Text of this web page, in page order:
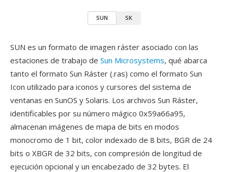
SUN SK
SUN es un formato de imagen ráster asociado con las
estaciones de trabajo de Sun Microsystems, qué abarca
tanto el formato Sun Ráster (.ras) como el formato Sun
Icon utilizado para iconos y cursores del sistema de
ventanas en SunOS y Solaris. Los archivos Sun Ráster,
identificables por su número mágico 0x59a66a95,
almacenan imágenes de mapa de bits en modos
monocromo de 1 bit, color indexado de 8 bits, BGR de 24
bits o XBGR de 32 bits, con compresión de longitud de
ejecución opcional y un encabezado de 32 bytes. El